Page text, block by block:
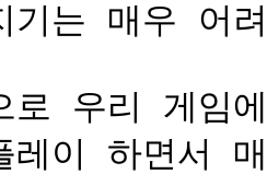
기는 매우 어
로 우리 게임
레이 하면서